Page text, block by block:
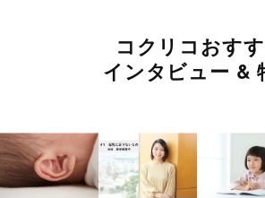
コクリコおす
インタビュー &